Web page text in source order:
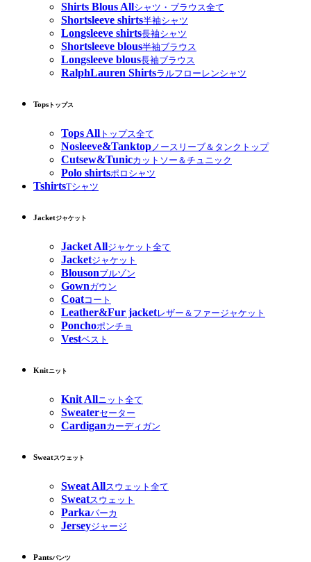
Shirts Blous Allシャツ・ブラウス全て
Shortsleeve shirts半袖シャツ
Longsleeve shirts長袖シャツ
Shortsleeve blous半袖ブラウス
Longsleeve blous長袖ブラウス
RalphLauren Shirtsラルフローレンシャツ
Tops トップス
Tops All トップス全て
Nosleeve&Tanktop ノースリーブ＆タンクトップ
Cutsew&Tunicカットソー＆チュニック
Polo shirtsポロシャツ
TshirtsTシャツ
Jacketジャケット
Jacket Allジャケット全て
Jacketジャケット
Blousonブルゾン
Gownガウン
Coatコート
Leather&Fur jacketレザー＆ファージャケット
Ponchoポンチョ
Vestベスト
Knitニット
Knit Allニット全て
Sweaterセーター
Cardiganカーディガン
Sweatスウェット
Sweat Allスウェット全て
Sweatスウェット
Parkaパーカ
Jerseyジャージ
Pantsパンツ